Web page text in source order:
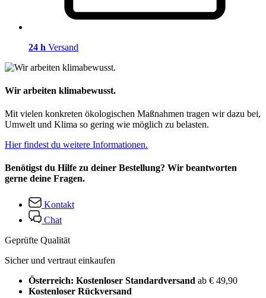
24 h Versand
Wir arbeiten klimabewusst.
Mit vielen konkreten ökologischen Maßnahmen tragen wir dazu bei,
Umwelt und Klima so gering wie möglich zu belasten.
Hier findest du weitere Informationen.
Benötigst du Hilfe zu deiner Bestellung? Wir beantworten
gerne deine Fragen.
Kontakt
Chat
Geprüfte Qualität
Sicher und vertraut einkaufen
Österreich: Kostenloser Standardversand ab € 49,90
Kostenloser Rückversand